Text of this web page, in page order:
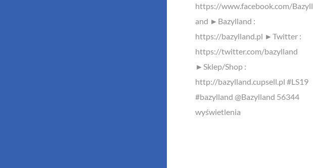
https://www.facebook.com/Bazyll
and ►Bazylland :
https://bazylland.pl ►Twitter :
https://twitter.com/bazylland
►Sklep/Shop :
http://bazylland.cupsell.pl #LS19
#bazylland @Bazylland 56344
wyświetlenia